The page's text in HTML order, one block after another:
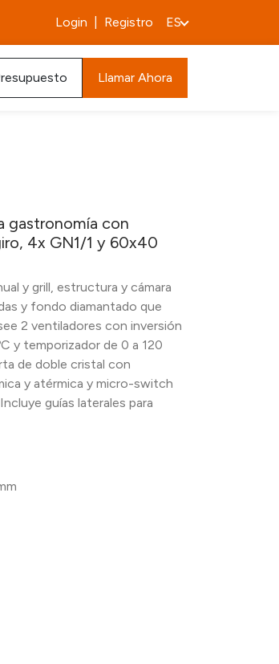
Login Registro ES
Llamar Ahora
gastronomía con
4x GN1/1 y 60x40
y grill, estructura y cámara
y fondo diamantado que
2 ventiladores con inversión
y temporizador de 0 a 120
de doble cristal con
y atérmica y micro-switch
guías laterales para